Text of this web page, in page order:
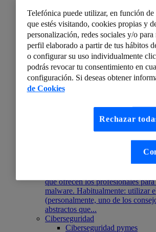
¿Qué recomiendan los criminales
ransomware para que no te afecte
que ofrecen los profesionales
malware. Habitualmente: utilizar
(personalmente, uno de los
abstractos que...
Ciberseguridad
Ciberseguridad pymes
Telefónica puede utilizar, en función
que estés visitando, cookies propias y
personalización, redes sociales y/o
perfil elaborado a partir de tus hábitos
o configurar su uso individualmente
podrás revocar tu consentimiento en
configuración. Si deseas obtener
de Cookies
Rechazar